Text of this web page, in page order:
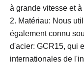
à grande vitesse et
2. Matériau: Nous
également connu
d'acier: GCR15, qui
internationales de